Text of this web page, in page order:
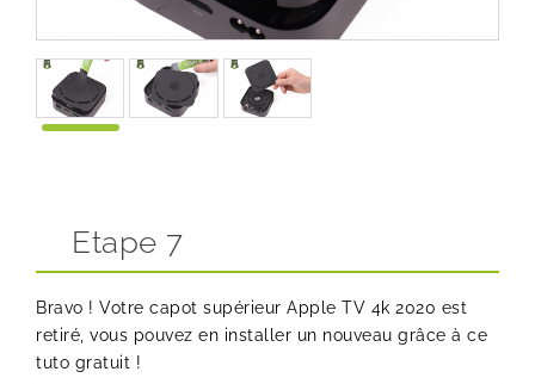
Etape 7
Bravo ! Votre capot supérieur Apple TV 4k 2020 est
retiré, vous pouvez en installer un nouveau grâce à ce
tuto gratuit !